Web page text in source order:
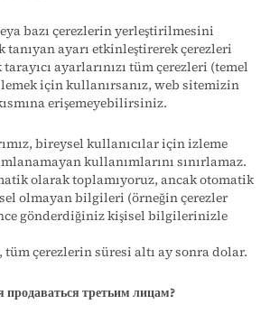
bazı çerezlerin yerleştirilmesini
tanıyan ayarı etkinleştirerek çerezleri
ayarlarınızı tüm çerezleri (temel
için kullanırsanız, web sitemizin
erişemeyebilirsiniz.
bireysel kullanıcılar için izleme
kullanımlarını sınırlamaz.
olarak toplamıyoruz, ancak otomatik
olmayan bilgileri (örneğin çerezler
gönderdiğiniz kişisel bilgilerinizle
tüm çerezlerin süresi altı ay sonra dolar.
третьим лицам?